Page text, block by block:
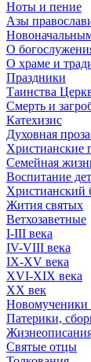
Ноты и пение
Азы
О
О храме и
Праздники
Таинства
Смерть и
Катехизис
Духовная
Христианские
Семейная
Воспитание
Христианский
Жития святых
Ветхозаветные
I-III века
IV-VIII века
IX-XV века
XVI-XIX века
XX век
Новомученики
Патерики,
Святые отцы